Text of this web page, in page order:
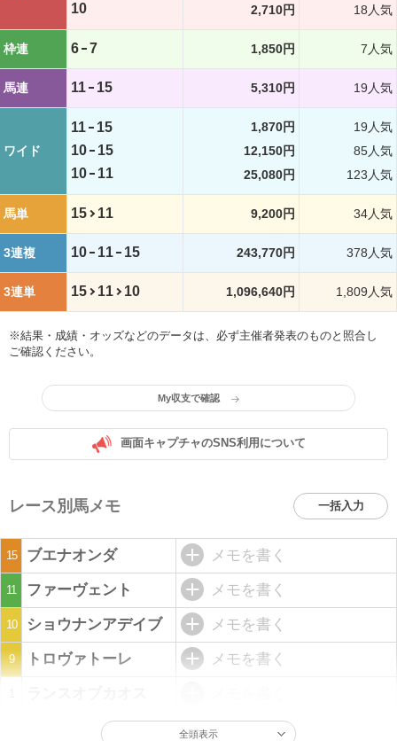
10
2,710円
18人気
枠連 6 7 1,850円 7人気
馬連 11 15 5,310円 19人気
ワイド
11
15
10
15
10
11
1,870円
12,150円
25,080円
19人気
85人気
123人気
馬単 15 11 9,200円 34人気
3連複 10 11 15 243,770円 378人気
3連単 15 11 10 1,096,640円 1,809人気
※結果・成績・オッズなどのデータは、必ず主催者発表のものと照合し
ご確認ください。
My収支で確認
画面キャプチャのSNS利用について
レース別馬メモ 一括入力
15 ブエナオンダ メモを書く
11 ファーヴェント メモを書く
10 ショウナンアデイブ メモを書く
9 トロヴァトーレ メモを書く
全頭表示